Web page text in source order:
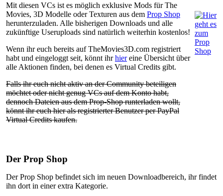
Mit diesen VCs ist es möglich exklusive Mods für The
Movies, 3D Modelle oder Texturen aus dem Prop Shop
herunterzuladen. Alle bisherigen Downloads und alle
zukünftige Useruploads sind natürlich weiterhin kostenlos!
Wenn ihr euch bereits auf TheMovies3D.com registriert
habt und eingeloggt seit, könnt ihrhiereine Übersicht über
alle Aktionen finden, bei denen es Virtual Credits gibt.
Falls ihr euch nicht aktiv an der Community beteiligen
möchtet oder nicht genug VCs auf dem Konto habt,
dennoch Dateien aus dem Prop-Shop runterladen wollt,
könnt ihr euch hier als registrierter Benutzer per PayPal
Virtual Credits kaufen.
Der Prop Shop
Der Prop Shop befindet sich im neuen Downloadbereich, ihr findet
ihn dort in einer extra Kategorie.